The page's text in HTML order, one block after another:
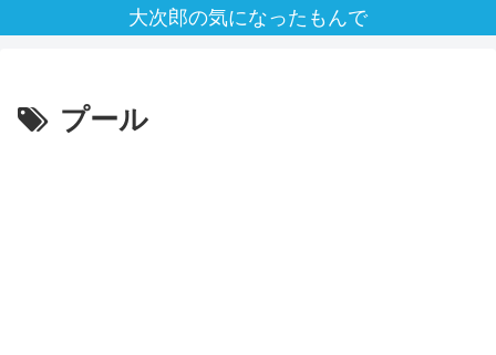
大次郎の気になったもんで
プール